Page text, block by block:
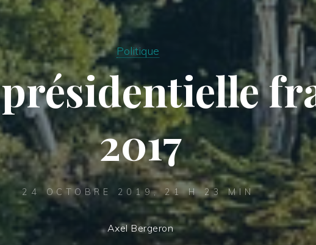
Politique
2017
24 OCTOBRE 2019, 21 H 23 MIN
Axel Bergeron